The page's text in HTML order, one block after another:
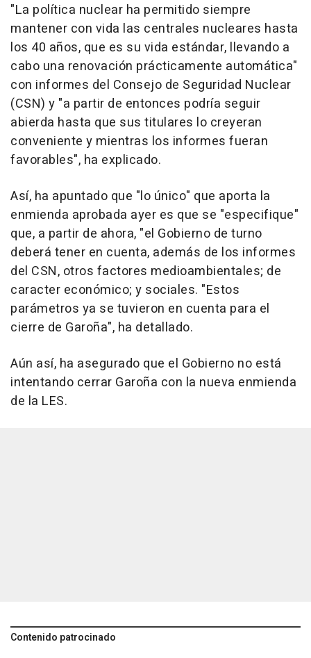
"La política nuclear ha permitido siempre
mantener con vida las centrales nucleares hasta
los 40 años, que es su vida estándar, llevando a
cabo una renovación prácticamente automática"
con informes del Consejo de Seguridad Nuclear
(CSN) y "a partir de entonces podría seguir
abierda hasta que sus titulares lo creyeran
conveniente y mientras los informes fueran
favorables", ha explicado.
Así, ha apuntado que "lo único" que aporta la
enmienda aprobada ayer es que se "especifique"
que, a partir de ahora, "el Gobierno de turno
deberá tener en cuenta, además de los informes
del CSN, otros factores medioambientales; de
caracter económico; y sociales. "Estos
parámetros ya se tuvieron en cuenta para el
cierre de Garoña", ha detallado.
Aún así, ha asegurado que el Gobierno no está
intentando cerrar Garoña con la nueva enmienda
de la LES.
Contenido patrocinado